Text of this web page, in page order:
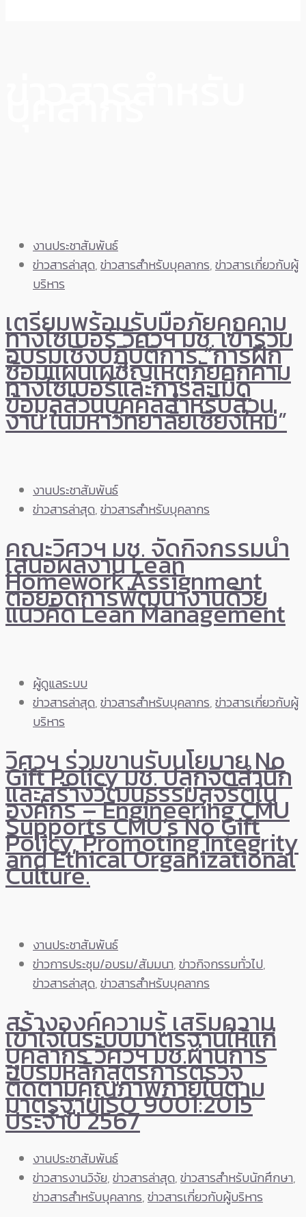
งานประชาสัมพันธ์
ข่าวสารล่าสุด,ข่าวสารสำหรับบุคลากร,ข่าวสารเกี่ยวกับผู้
บริหาร
เตรียมพร้อมรับมือภัยคุกคาม
ทางไซเบอร์ วิศวฯ มช. เข้าร่วม
อบรมเชิงปฏิบัติการ “การฝึก
ซ้อมแผนเผชิญเหตุภัยคุกคาม
ทางไซเบอร์และการละเมิด
ข้อมูลส่วนบุคคลสำหรับส่วน
งาน ในมหาวิทยาลัยเชียงใหม่”
งานประชาสัมพันธ์
ข่าวสารล่าสุด,ข่าวสารสำหรับบุคลากร
คณะวิศวฯ มช. จัดกิจกรรมนำ
เสนอผลงาน Lean
Homework Assignment
ต่อยอดการพัฒนางานด้วย
แนวคิด Lean Management
ผู้ดูแลระบบ
ข่าวสารล่าสุด,ข่าวสารสำหรับบุคลากร,ข่าวสารเกี่ยวกับผู้
บริหาร
วิศวฯ ร่วมขานรับนโยบาย No
Gift Policy มช. ปลุกจิตสำนึก
และสร้างวัฒนธรรมสุจริตใน
องค์กร – Engineering CMU
Supports CMU’s No Gift
Policy, Promoting Integrity
and Ethical Organizational
Culture.
งานประชาสัมพันธ์
ข่าวการประชุม/อบรม/สัมมนา,ข่าวกิจกรรมทั่วไป,
ข่าวสารล่าสุด,ข่าวสารสำหรับบุคลากร
สร้างองค์ความรู้ เสริมความ
เข้าใจในระบบมาตรฐานให้แก่
บุคลากร วิศวฯ มช.ผ่านการ
อบรมหลักสูตรการตรวจ
ติดตามคุณภาพภายในตาม
มาตรฐานISO 9001:2015
ประจำปี 2567
งานประชาสัมพันธ์
ข่าวสารงานวิจัย,ข่าวสารล่าสุด,ข่าวสารสำหรับนักศึกษา,
ข่าวสารสำหรับบุคลากร,ข่าวสารเกี่ยวกับผู้บริหาร